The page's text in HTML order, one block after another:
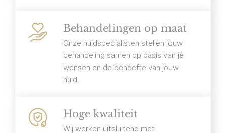
Behandelingen op maat
Onze huidspecialisten stellen jouw
behandeling samen op basis van je
wensen en de behoefte van jouw
huid.
Hoge kwaliteit
Wij werken uitsluitend met